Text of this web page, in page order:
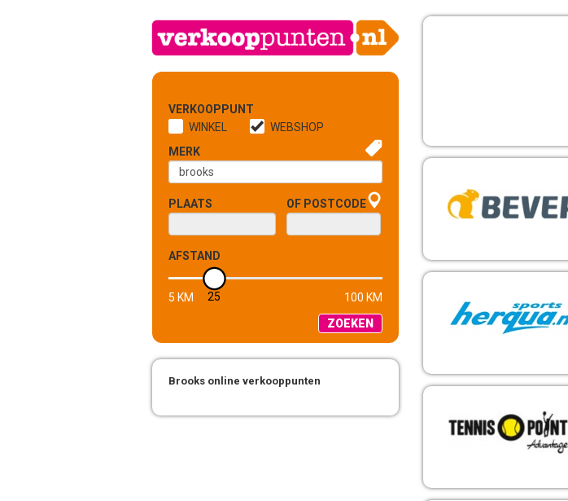
VERKOOPPUNT
WINKEL
WEBSHOP
MERK
PLAATS OF POSTCODE
AFSTAND
5 KM 25
100 KM
ZOEKEN
Brooks online verkooppunten